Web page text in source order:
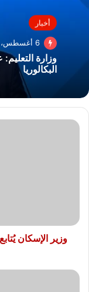
أخبار
6 أغسطس، 2026
وزارة
البكالوريا
وزير
بمدينة
دمياطوزير الإسكان
منحة